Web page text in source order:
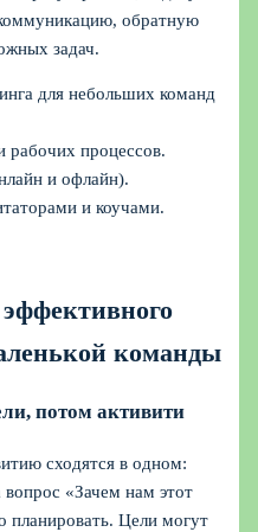
обратную
задач.
для небольших команд
рабочих процессов.
и офлайн).
и коучами.
команды
потом активити
сходятся в одном:
вопрос «Зачем нам этот
планировать. Цели могут